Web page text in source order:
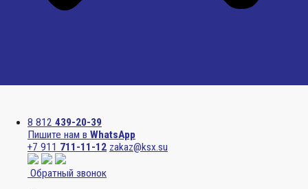
8 812 439-20-39
Пишите нам в WhatsApp
+7 911 711-11-12 zakaz@ksx.su
Обратный звонок